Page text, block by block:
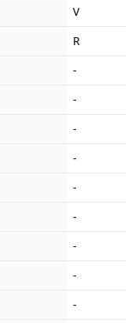
V
R
-
-
-
-
-
-
-
-
-